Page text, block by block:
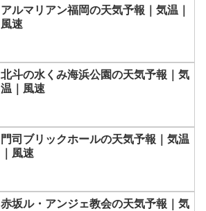
アルマリアン福岡の天気予報｜気温｜
風速
北斗の水くみ海浜公園の天気予報｜気
温｜風速
門司ブリックホールの天気予報｜気温
｜風速
赤坂ル・アンジェ教会の天気予報｜気